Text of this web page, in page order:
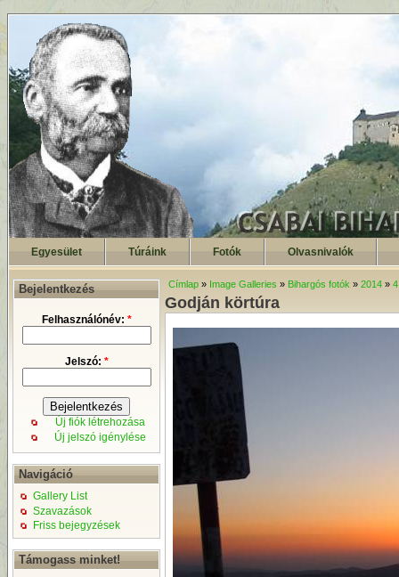
Egyesület Túráink Fotók Olvasnivalók
Bejelentkezés
Felhasználónév: *
Jelszó: *
Új fiók létrehozása
Új jelszó igénylése
Navigáció
Gallery List
Szavazások
Friss bejegyzések
Támogass minket!
Címlap » Image Galleries » Bihargós fotók » 2014 »
Godján körtúra